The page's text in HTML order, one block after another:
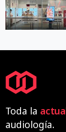
Toda la
audiología.